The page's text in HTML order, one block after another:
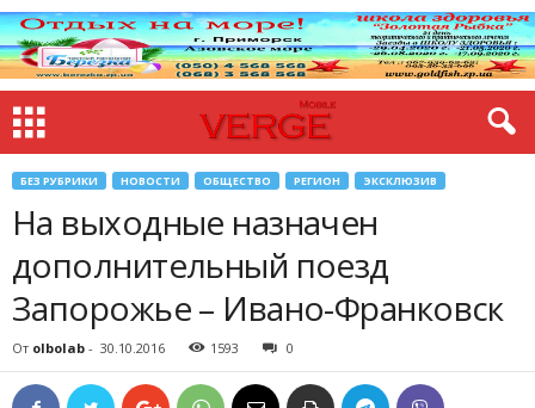
БЕЗ РУБРИКИ НОВОСТИ ОБЩЕСТВО РЕГИОН ЭКСКЛЮЗИВ
На выходные назначен
дополнительный поезд
Запорожье – Ивано-Франковск
От olbolab - 30.10.2016 1593 0